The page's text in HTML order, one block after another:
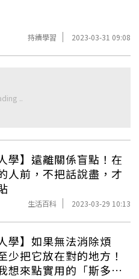
持續學習 2023-03-31 09:08
學】遠離關係盲點！在
人前，不把話說盡，才
生活百科 2023-03-29 10:13
學】如果無法消除煩
少把它放在對的地方！
想來點實用的「斯多葛